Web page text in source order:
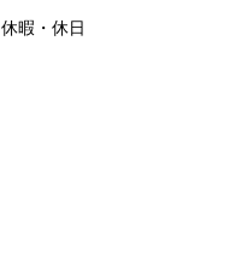
休暇・休日